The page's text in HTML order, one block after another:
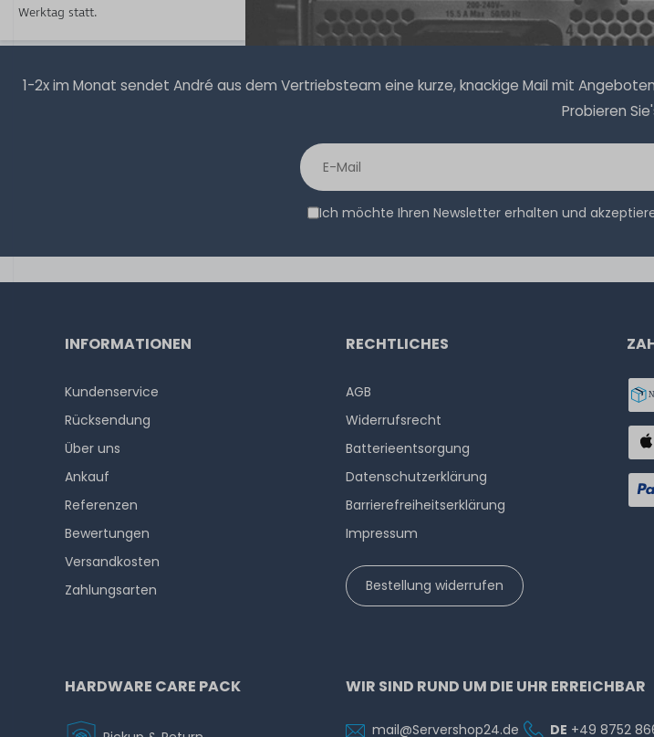
Werktag statt.
1-2x im Monat sendet André aus dem Vertriebsteam eine kurze, knackige Mail mit
Probieren
Ich möchte Ihren Newsletter erhalten und
INFORMATIONEN
Kundenservice
Rücksendung
Über uns
Ankauf
Referenzen
Bewertungen
Versandkosten
Zahlungsarten
RECHTLICHES
AGB
Widerrufs­recht
Batterieentsorgung
Datenschutzerklärung
Barrierefreiheitserklärung
Impressum
Bestellung widerrufen
HARDWARE CARE PACK WIR SIND RUND UM DIE UHR ERREICHBAR
mail@Servershop24.de DE +49 8752